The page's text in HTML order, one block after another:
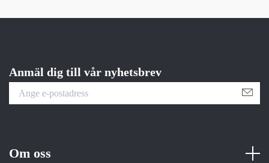
Anmäl dig till vår nyhetsbrev
Om oss